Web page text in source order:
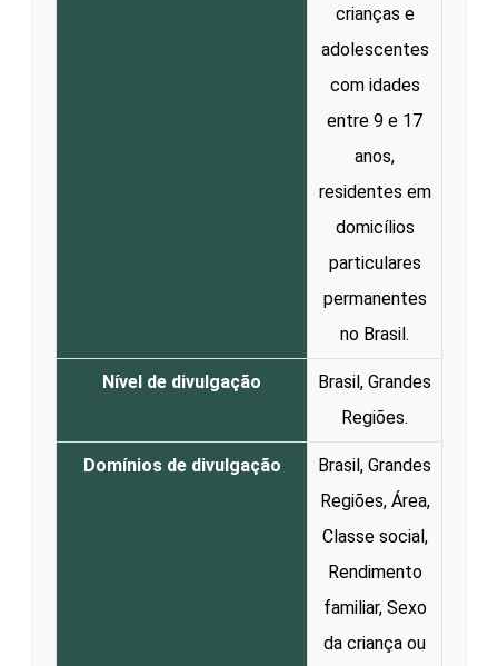
crianças e
adolescentes
com idades
entre 9 e 17
anos,
residentes em
domicílios
particulares
permanentes
no Brasil.
Nível de divulgação
Brasil, Grandes
Regiões.
Domínios de divulgação
Brasil, Grandes
Regiões, Área,
Classe social,
Rendimento
familiar, Sexo
da criança ou